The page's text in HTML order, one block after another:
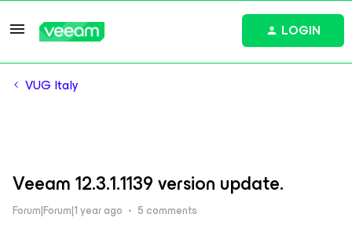
LOGIN
VUG Italy
Veeam 12.3.1.1139 version update.
Forum|Forum|1 year ago 5 comments